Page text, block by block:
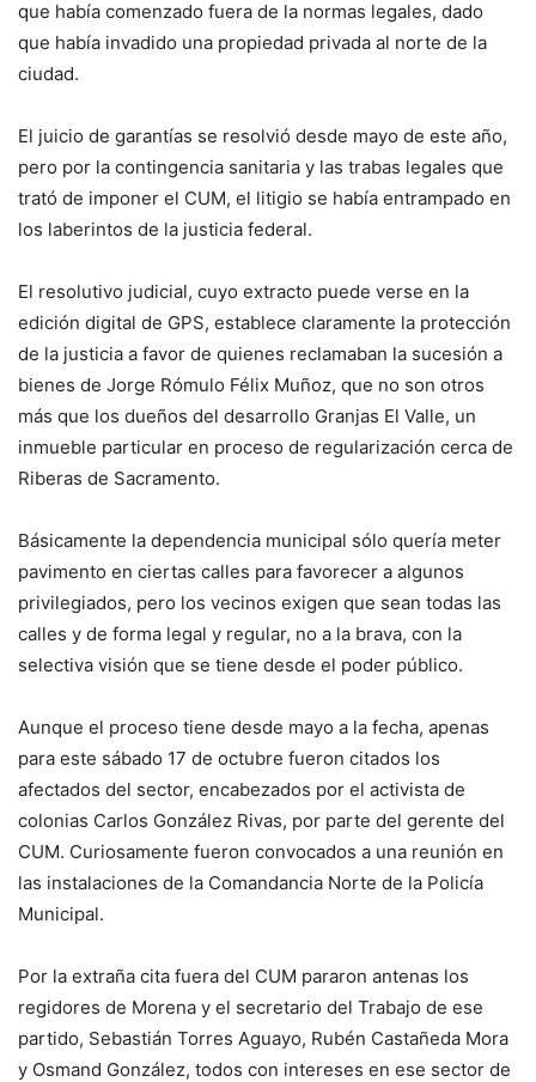
que había comenzado fuera de la normas legales, dado
que había invadido una propiedad privada al norte de la
ciudad.
El juicio de garantías se resolvió desde mayo de este año,
pero por la contingencia sanitaria y las trabas legales que
trató de imponer el CUM, el litigio se había entrampado en
los laberintos de la justicia federal.
El resolutivo judicial, cuyo extracto puede verse en la
edición digital de GPS, establece claramente la protección
de la justicia a favor de quienes reclamaban la sucesión a
bienes de Jorge Rómulo Félix Muñoz, que no son otros
más que los dueños del desarrollo Granjas El Valle, un
inmueble particular en proceso de regularización cerca de
Riberas de Sacramento.
Básicamente la dependencia municipal sólo quería meter
pavimento en ciertas calles para favorecer a algunos
privilegiados, pero los vecinos exigen que sean todas las
calles y de forma legal y regular, no a la brava, con la
selectiva visión que se tiene desde el poder público.
Aunque el proceso tiene desde mayo a la fecha, apenas
para este sábado 17 de octubre fueron citados los
afectados del sector, encabezados por el activista de
colonias Carlos González Rivas, por parte del gerente del
CUM. Curiosamente fueron convocados a una reunión en
las instalaciones de la Comandancia Norte de la Policía
Municipal.
Por la extraña cita fuera del CUM pararon antenas los
regidores de Morena y el secretario del Trabajo de ese
partido, Sebastián Torres Aguayo, Rubén Castañeda Mora
y Osmand González, todos con intereses en ese sector de